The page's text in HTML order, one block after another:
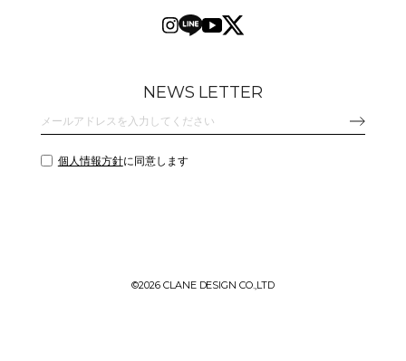
NEWS LETTER
個人情報方針に同意します
©2026 CLANE DESIGN CO.,LTD